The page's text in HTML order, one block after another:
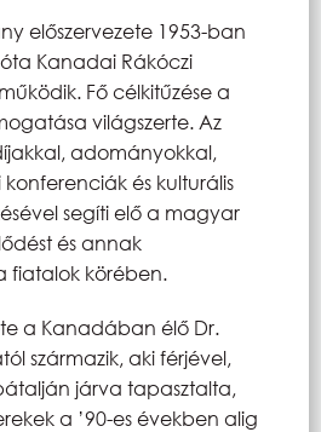
előszervezete 1953-ban
Kanadai Rákóczi
Fő célkitűzése a
világszerte. Az
adományokkal,
és kulturális
segíti elő a magyar
és annak
fiatalok körében.
a Kanadában élő Dr.
származik, aki férjével,
járva tapasztalta,
a ’90-es években alig